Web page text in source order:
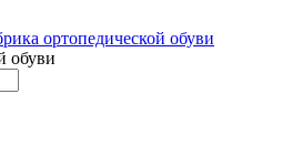
обуви